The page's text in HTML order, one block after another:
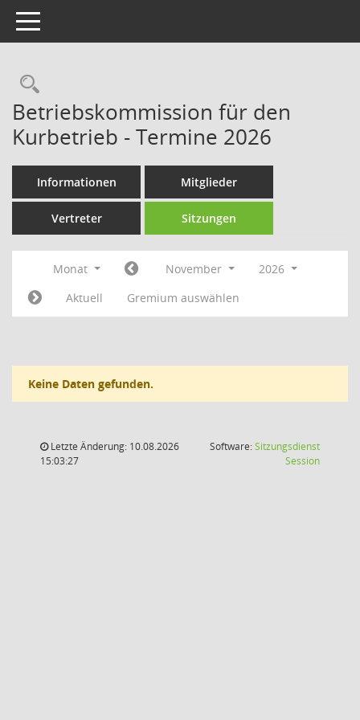
Toggle navigation
Rechercheauswahl
Betriebskommission für den
Kurbetrieb - Termine 2026
Informationen Mitglieder
Vertreter Sitzungen
Monat November
2026
Aktuell
Gremium auswählen
Keine Daten gefunden.
Letzte Änderung: 10.08.2026
15:03:27
Software:Sitzungsdienst
Session(Wird in